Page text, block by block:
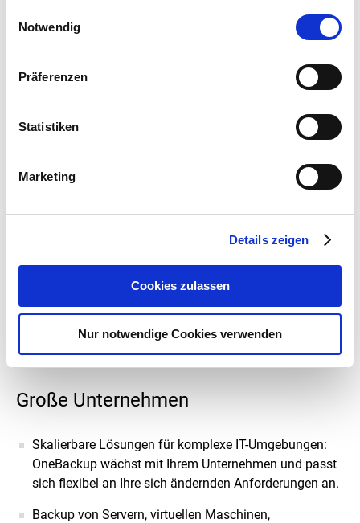
Notwendig
Präferenzen
Statistiken
Marketing
Details zeigen
Cookies zulassen
Nur notwendige Cookies verwenden
OneBackup 100): Optimale Datensicherung für kleine
Ideal für Workstations und einzelne Server: Schützen
Kundendaten, Angebote: Minimieren Sie das Risiko von
Datenverlust und Betriebsausfällen.
Ein kleines Architekturbüro sichert seine CAD-
Zeichnungen und Kundendaten mit OneBackup 50, um im
Falle eines Hardware-Defekts schnell wieder arbeitsfähig
zu sein.
Große Unternehmen
Skalierbare Lösungen für komplexe IT-Umgebungen:
OneBackup wächst mit Ihrem Unternehmen und passt
sich flexibel an Ihre sich ändernden Anforderungen an.
Backup von Servern, virtuellen Maschinen,